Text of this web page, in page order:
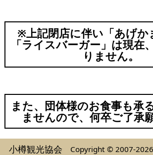
※上記閉店に伴い「あげか
「ライスバーガー」は現在
りません。
また、団体様のお食事も承
ませんので、何卒ご了承
小樽観光協会 Copyright © 2007-2026